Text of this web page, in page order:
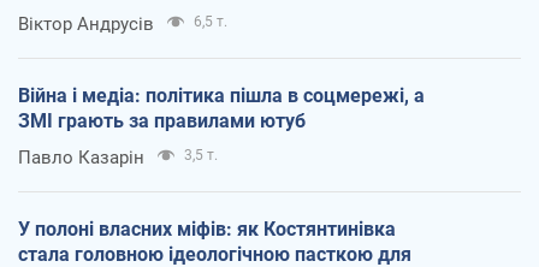
Віктор Андрусів 6,5 т.
Війна і медіа: політика пішла в соцмережі, а
ЗМІ грають за правилами ютуб
Павло Казарін 3,5 т.
У полоні власних міфів: як Костянтинівка
стала головною ідеологічною пасткою для